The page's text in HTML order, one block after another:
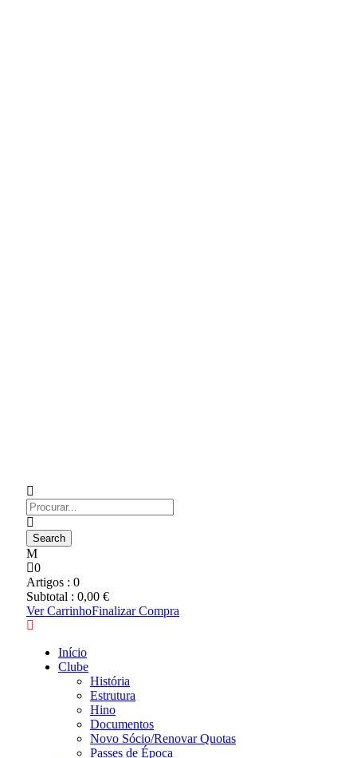
0
Artigos : 0
Subtotal : 0,00 €
Ver CarrinhoFinalizar Compra
Início
Clube
História
Estrutura
Hino
Documentos
Novo Sócio/Renovar Quotas
Passes de Época